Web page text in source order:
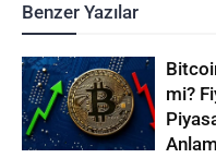
Benzer Yazılar
mi?